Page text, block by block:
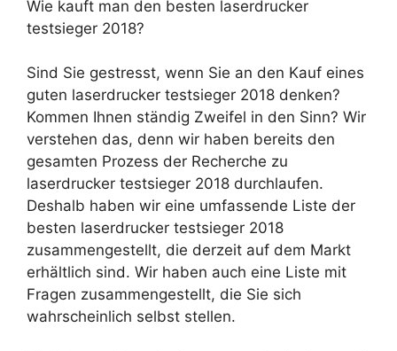
Wie kauft man den besten laserdrucker
testsieger 2018?
Sind Sie gestresst, wenn Sie an den Kauf eines
guten laserdrucker testsieger 2018 denken?
Kommen Ihnen ständig Zweifel in den Sinn? Wir
verstehen das, denn wir haben bereits den
gesamten Prozess der Recherche zu
laserdrucker testsieger 2018 durchlaufen.
Deshalb haben wir eine umfassende Liste der
besten laserdrucker testsieger 2018
zusammengestellt, die derzeit auf dem Markt
erhältlich sind. Wir haben auch eine Liste mit
Fragen zusammengestellt, die Sie sich
wahrscheinlich selbst stellen.